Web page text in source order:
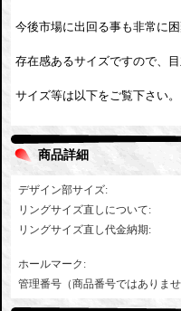
今後市場に出回る事も非常に
存在感あるサイズですので、
サイズ等は以下をご覧下さい。
商品詳細
デザイン部サイズ:
リングサイズ直しについて:
リングサイズ直し代金納期:
ホールマーク :
管理番号（商品番号ではありま